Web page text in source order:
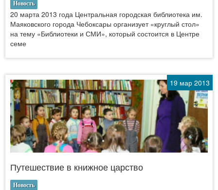
Новость
20 марта 2013 года Центральная городская библиотека им.
Маяковского города Чебоксары организует «круглый стол»
на тему «Библиотеки и СМИ», который состоится в Центре
семе
19 мар 2013
Путешествие в книжное царство
Новость